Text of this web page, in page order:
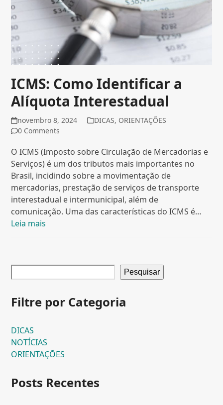
ICMS: Como Identificar a
Alíquota Interestadual
novembro 8, 2024 DICAS, ORIENTAÇÕES
0 Comments
O ICMS (Imposto sobre Circulação de Mercadorias e
Serviços) é um dos tributos mais importantes no
Brasil, incidindo sobre a movimentação de
mercadorias, prestação de serviços de transporte
interestadual e intermunicipal, além de
comunicação. Uma das características do ICMS é…
Leia mais
Pesquisar
Filtre por Categoria
DICAS
NOTÍCIAS
ORIENTAÇÕES
Posts Recentes